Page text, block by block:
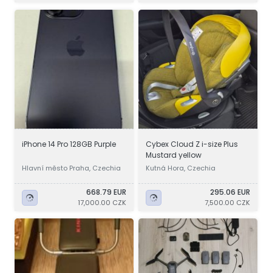
iPhone 14 Pro 128GB Purple
Hlavní město Praha, Czechia
668.79 EUR
17,000.00 CZK
Cybex Cloud Z i-size Plus
Mustard yellow
Kutná Hora, Czechia
295.06 EUR
7,500.00 CZK